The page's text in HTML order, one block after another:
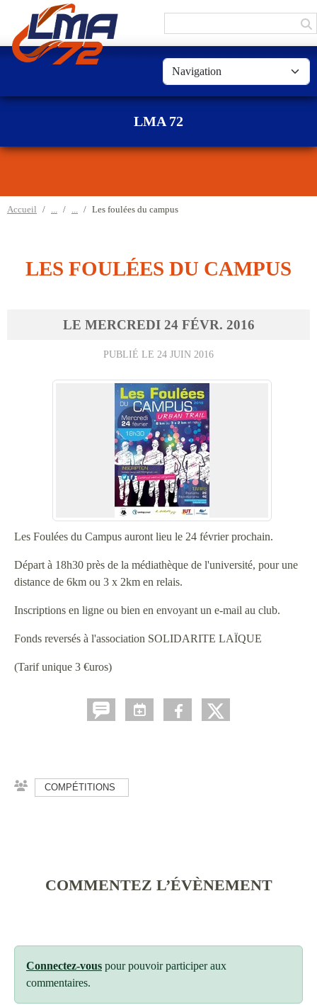
LMA 72
Accueil Les foulées du campus
LES FOULÉES DU CAMPUS
LE MERCREDI 24 FÉVR. 2016
PUBLIÉ LE 24 JUIN 2016
Les Foulées du Campus auront lieu le 24 février prochain.
Départ à 18h30 près de la médiathèque de l'université, pour une
distance de 6km ou 3 x 2km en relais.
Inscriptions en ligne ou bien en envoyant un e-mail au club.
Fonds reversés à l'association SOLIDARITE LAÏQUE
(Tarif unique 3 €uros)
COMPÉTITIONS
COMMENTEZ L’ÉVÈNEMENT
Connectez-vous pour pouvoir participer aux
commentaires.
Panneau de gestion des cookies